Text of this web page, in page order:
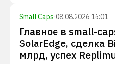
Small Caps·08.08.2026 16:01
Главное в small-
SolarEdge, сделка
млрд, успех